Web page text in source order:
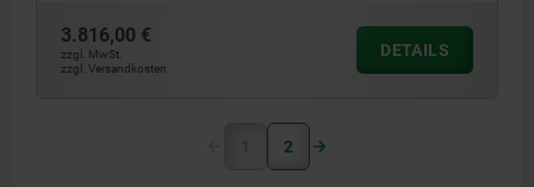
3.816,00 €
zzgl. MwSt.
zzgl. Versandkosten
DETAILS
1 2